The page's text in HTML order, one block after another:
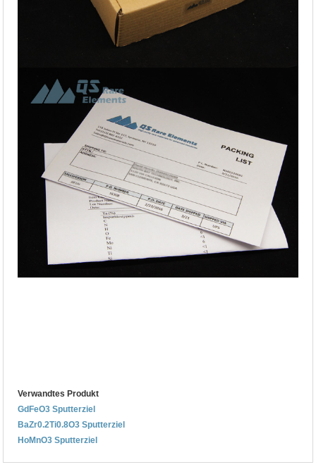
Verwandtes Produkt
GdFeO3 Sputterziel
BaZr0.2Ti0.8O3 Sputterziel
HoMnO3 Sputterziel